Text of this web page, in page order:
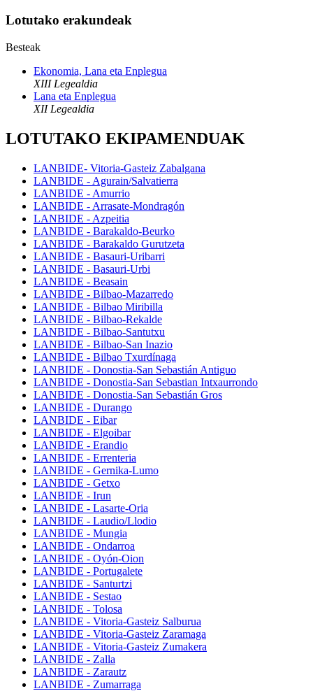
Lotutako erakundeak
Besteak
Ekonomia, Lana eta Enplegua
XIII Legealdia
Lana eta Enplegua
XII Legealdia
LOTUTAKO EKIPAMENDUAK
LANBIDE- Vitoria-Gasteiz Zabalgana
LANBIDE - Agurain/Salvatierra
LANBIDE - Amurrio
LANBIDE - Arrasate-Mondragón
LANBIDE - Azpeitia
LANBIDE - Barakaldo-Beurko
LANBIDE - Barakaldo Gurutzeta
LANBIDE - Basauri-Uribarri
LANBIDE - Basauri-Urbi
LANBIDE - Beasain
LANBIDE - Bilbao-Mazarredo
LANBIDE - Bilbao Miribilla
LANBIDE - Bilbao-Rekalde
LANBIDE - Bilbao-Santutxu
LANBIDE - Bilbao-San Inazio
LANBIDE - Bilbao Txurdínaga
LANBIDE - Donostia-San Sebastián Antiguo
LANBIDE - Donostia-San Sebastian Intxaurrondo
LANBIDE - Donostia-San Sebastián Gros
LANBIDE - Durango
LANBIDE - Eibar
LANBIDE - Elgoibar
LANBIDE - Erandio
LANBIDE - Errenteria
LANBIDE - Gernika-Lumo
LANBIDE - Getxo
LANBIDE - Irun
LANBIDE - Lasarte-Oria
LANBIDE - Laudio/Llodio
LANBIDE - Mungia
LANBIDE - Ondarroa
LANBIDE - Oyón-Oion
LANBIDE - Portugalete
LANBIDE - Santurtzi
LANBIDE - Sestao
LANBIDE - Tolosa
LANBIDE - Vitoria-Gasteiz Salburua
LANBIDE - Vitoria-Gasteiz Zaramaga
LANBIDE - Vitoria-Gasteiz Zumakera
LANBIDE - Zalla
LANBIDE - Zarautz
LANBIDE - Zumarraga